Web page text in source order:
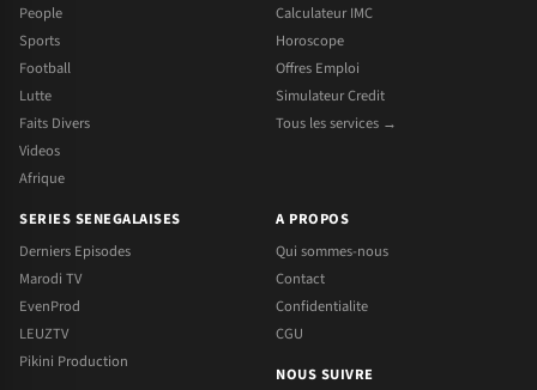
People
Sports
Football
Lutte
Faits Divers
Videos
Afrique
Calculateur IMC
Horoscope
Offres Emploi
Simulateur Credit
Tous les services →
SERIES SENEGALAISES
Derniers Episodes
Marodi TV
EvenProd
LEUZTV
Pikini Production
A PROPOS
Qui sommes-nous
Contact
Confidentialite
CGU
NOUS SUIVRE